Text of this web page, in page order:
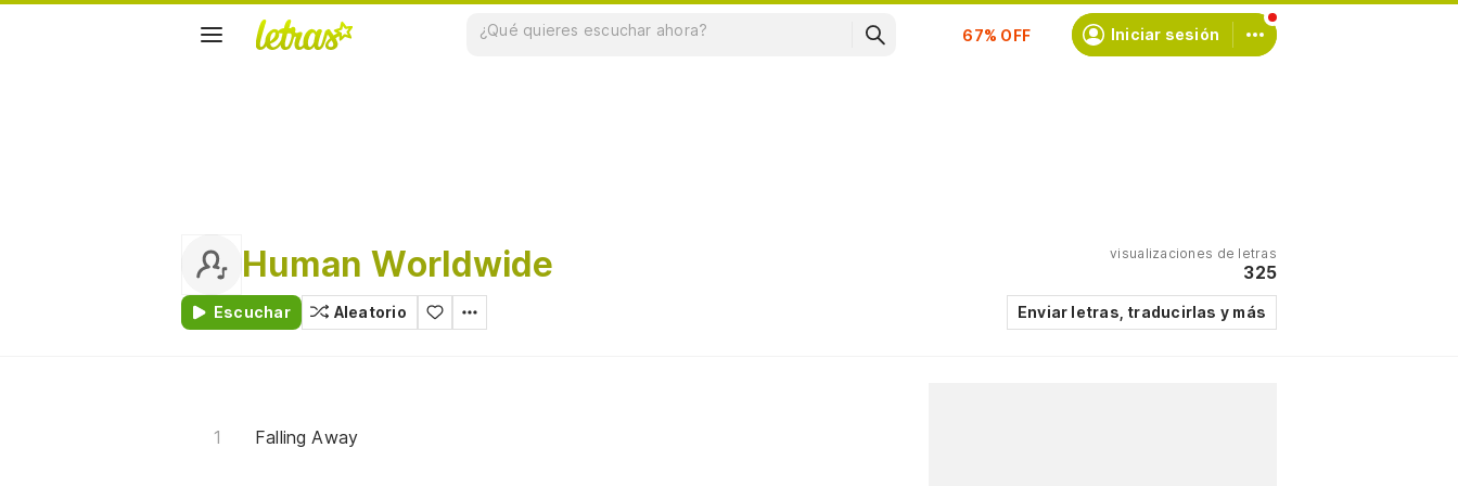
Suscríbete Iniciar sesión
Human Worldwide
Escuchar Aleatorio
visualizaciones de letras
325
Enviar letras, traducirlas y más
Falling Away